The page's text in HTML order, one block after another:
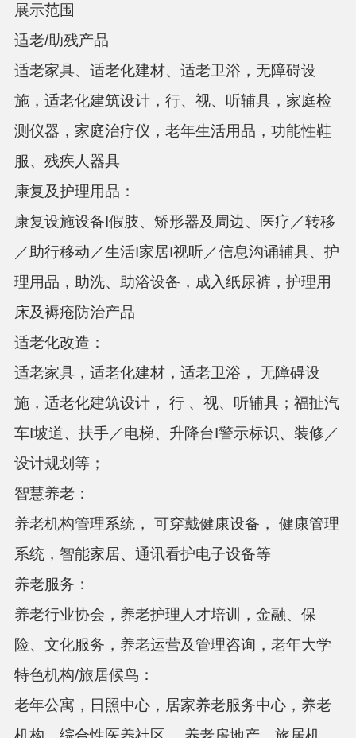
展示范围
适老/助残产品
适老家具、适老化建材、适老卫浴，无障碍设
施，适老化建筑设计，行、视、听辅具，家庭检
测仪器，家庭治疗仪，老年生活用品，功能性鞋
服、残疾人器具
康复及护理用品：
康复设施设备I假肢、矫形器及周边、医疗／转移
／助行移动／生活I家居I视听／信息沟诵辅具、护
理用品，助洗、助浴设备，成入纸尿裤，护理用
床及褥疮防治产品
适老化改造：
适老家具，适老化建材，适老卫浴，
无障碍设
施，适老化建筑设计，
行 、视、听辅具；福扯汽
车I坡道、扶手／电梯、升降台I警示标识、装修／
设计规划等；
智慧养老：
养老机构管理系统，
可穿戴健康设备，
健康管理
系统，智能家居、通讯看护电子设备等
养老服务：
养老行业协会，养老护理人才培训，金融、保
险、文化服务，养老运营及管理咨询，老年大学
特色机构/旅居候鸟：
老年公寓，日照中心，居家养老服务中心，养老